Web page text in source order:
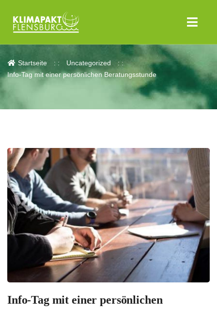
Aktuelles
Startseite
Uncategorized
Info-Tag mit einer persönlichen Beratungsstunde
Info-Tag mit einer persönlichen